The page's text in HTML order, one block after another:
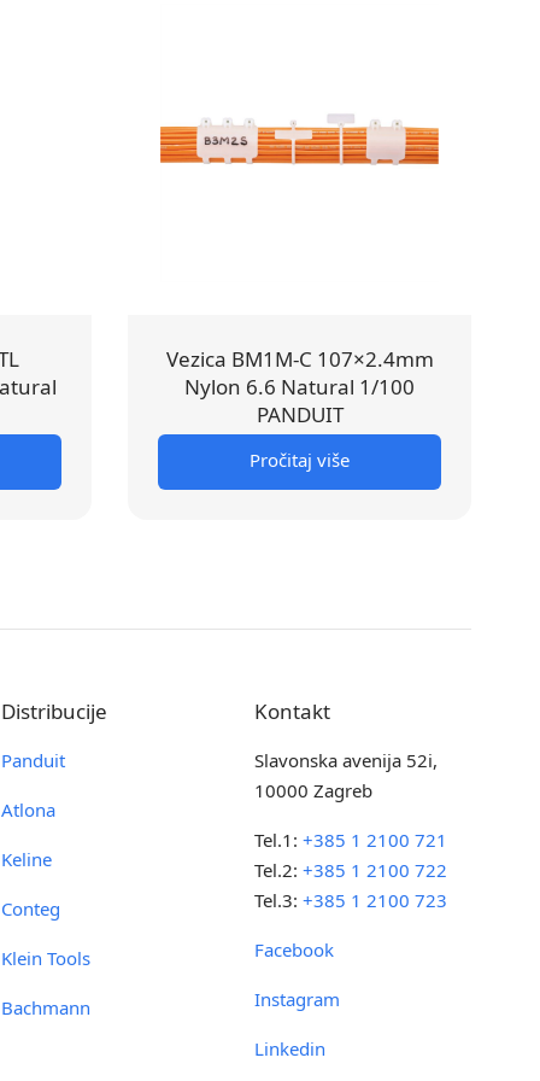
Vezica BM1M-C 107×2.4mm
Nylon 6.6 Natural 1/100
PANDUIT
Pročitaj više
Distribucije
Panduit
Atlona
Keline
Conteg
Klein Tools
Bachmann
Kontakt
Slavonska avenija 52i,
10000 Zagreb
Tel.1:+385 1 2100 721
Tel.2:+385 1 2100 722
Tel.3:+385 1 2100 723
Facebook
Instagram
Linkedin